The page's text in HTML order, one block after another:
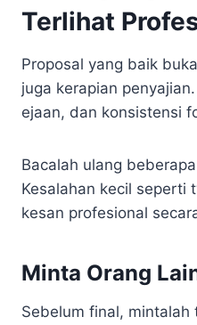
Terlihat
Proposal yang baik
juga kerapian
ejaan, dan konsistensi
Bacalah ulang
Kesalahan kecil seperti
kesan profesional
Minta Orang
Sebelum final,